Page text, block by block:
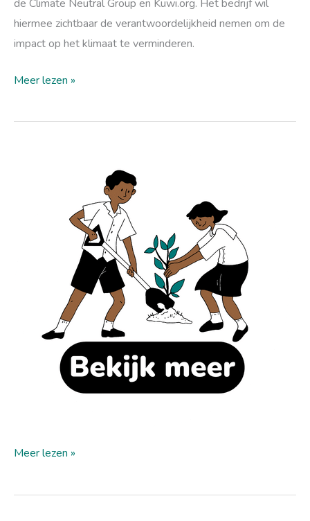
de Climate Neutral Group en Kuwi.org. Het bedrijf wil
hiermee zichtbaar de verantwoordelijkheid nemen om de
impact op het klimaat te verminderen.
Meer lezen »
Meer lezen »